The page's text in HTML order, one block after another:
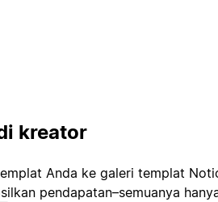
kreator
Anda ke galeri templat
pendapatan–semuanya